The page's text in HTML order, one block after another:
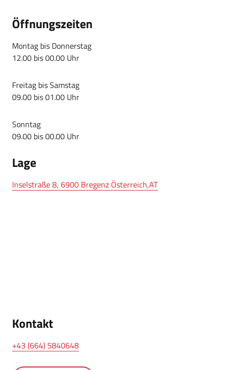
Öffnungszeiten
Montag bis Donnerstag
12.00 bis 00.00 Uhr
Freitag bis Samstag
09.00 bis 01.00 Uhr
Sonntag
09.00 bis 00.00 Uhr
Lage
Inselstraße 8, 6900 Bregenz Österreich,AT
Kontakt
+43 (664) 5840648